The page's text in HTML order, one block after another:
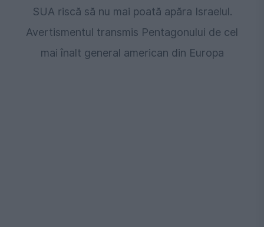
SUA riscă să nu mai poată apăra Israelul.
Avertismentul transmis Pentagonului de cel
mai înalt general american din Europa